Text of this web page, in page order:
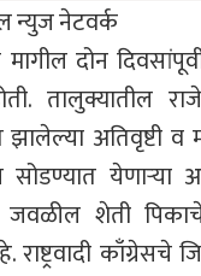
न्युज नेटवर्क
दोन
तालुक्यातील
झालेल्या अतिवृष्टी व
येणाऱ्या
जवळील शेती
काँग्रेसचे